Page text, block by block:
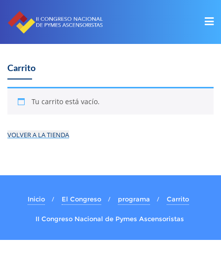
Carrito
Tu carrito está vacío.
VOLVER A LA TIENDA
Inicio El Congreso programa Carrito
II Congreso Nacional de Pymes Ascensoristas